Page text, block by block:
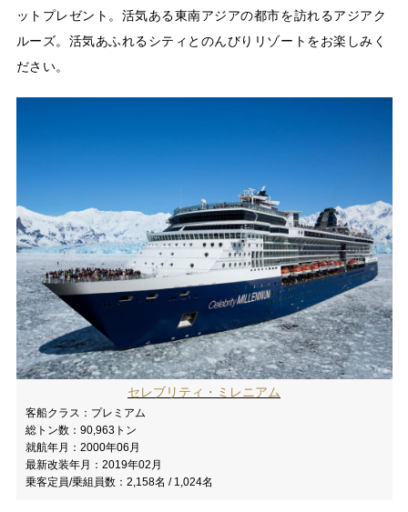
ットプレゼント。活気ある東南アジアの都市を訪れるアジアク
ルーズ。活気あふれるシティとのんびりリゾートをお楽しみく
ださい。
セレブリティ・ミレニアム
客船クラス： プレミアム
総トン数： 90,963トン
就航年月： 2000年06月
最新改装年月： 2019年02月
乗客定員/乗組員数： 2,158名 / 1,024名